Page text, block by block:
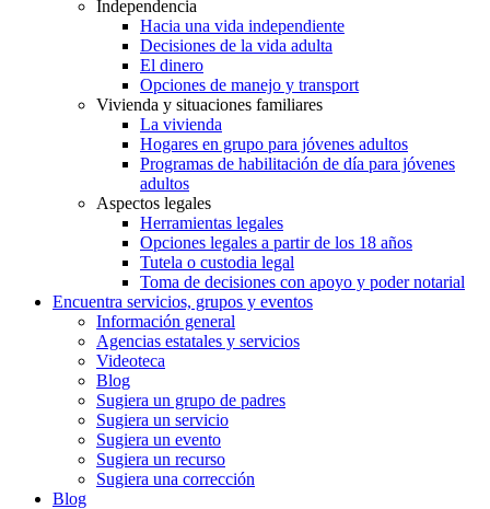
Independencia
Hacia una vida independiente
Decisiones de la vida adulta
El dinero
Opciones de manejo y transport
Vivienda y situaciones familiares
La vivienda
Hogares en grupo para jóvenes adultos
Programas de habilitación de día para jóvenes
adultos
Aspectos legales
Herramientas legales
Opciones legales a partir de los 18 años
Tutela o custodia legal
Toma de decisiones con apoyo y poder notarial
Encuentra servicios, grupos y eventos
Información general
Agencias estatales y servicios
Videoteca
Blog
Sugiera un grupo de padres
Sugiera un servicio
Sugiera un evento
Sugiera un recurso
Sugiera una corrección
Blog